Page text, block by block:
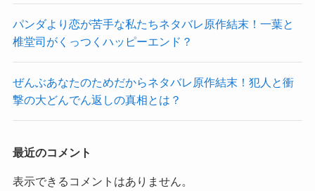
パンダより恋が苦手な私たちネタバレ原作結末！一葉と
椎堂司がくっつくハッピーエンド？
ぜんぶあなたのためだからネタバレ原作結末！犯人と衝
撃の大どんでん返しの真相とは？
最近のコメント
表示できるコメントはありません。